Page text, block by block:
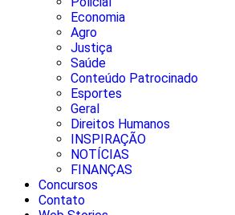
Economia
Agro
Justiça
Saúde
Conteúdo Patrocinado
Esportes
Geral
Direitos Humanos
INSPIRAÇÃO
NOTÍCIAS
FINANÇAS
Concursos
Contato